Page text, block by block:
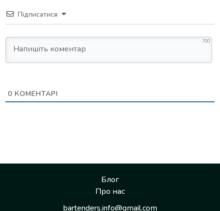
Підписатися
700
0 КОМЕНТАРІ
Блог
Про нас
bartenders.info@gmail.com